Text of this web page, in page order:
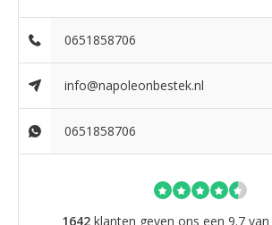
0651858706
info@napoleonbestek.nl
0651858706
1642 klanten geven ons een 9.7 van